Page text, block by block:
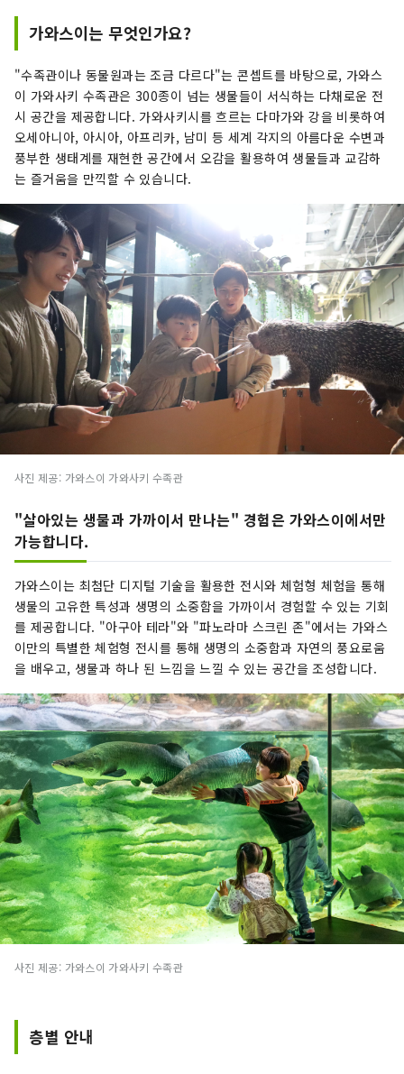
스 투어, 야가타선 크루즈 투어에서 체험할 수 있습
면서 메타 세쿼이아의 가로수를 비롯한 압권의 자
연이 있습니다. 문화재 지정을 받은 25의 고민가를
체험할 수 있는 일본 민가원에서는, 이 지역에서 전
통적으로 운영되어 온 남색의 체험을 할 수 있어, 전
위 예술가로서 인기의 오카모토 타로의 미술관도
있습니다. 봄에는 벚꽃도 즐길 수 있습니다. ◇카와
사키시 후지코・F・후지오 박물관 아시아를 중심
으로 세계에서 사랑받고 있는 만화 「도라에몽」을
낳은 만화가 「후지코・F・후지오」의 작품의 원
화나 실제로 후지코・F・후지오가 사용한 책상 등
이 전시되어 있습니다. 또, 실물대의 아이템이 설치
되어, 작중의 음식을 실제로 먹을 수 있는 등, 작품
의 세계에 들어갈 수 있는 시설입니다. ◇가와사키
산노 축제 이나게 신사에서 예년 8월에 열리는 가와
사키 지역 최대의 축제로, 오가미 와타고가 볼거리
가 되고 있습니다. ◇카나마라 축제 4월의 제1 일요
일에 개최되는 가나야마 신사의 축제. 남근을 따라
가는 가마가 가다듬어지고, 어린 시절이나 인연으
로 유명하고, 외국인 관광객도 많이 방문합니다.
가와스이는 무엇인가요?
"수족관이나 동물원과는 조금 다르다"는 콘셉트를 바탕으로, 가와스
이 가와사키 수족관은 300종이 넘는 생물들이 서식하는 다채로운 전
시 공간을 제공합니다. 가와사키시를 흐르는 다마가와 강을 비롯하여
오세아니아, 아시아, 아프리카, 남미 등 세계 각지의 아름다운 수변과
풍부한 생태계를 재현한 공간에서 오감을 활용하여 생물들과 교감하
는 즐거움을 만끽할 수 있습니다.
사진 제공: 가와스이 가와사키 수족관
"살아있는 생물과 가까이서 만나는" 경험은 가와스이에서만
가능합니다.
가와스이는 최첨단 디지털 기술을 활용한 전시와 체험형 체험을 통해
생물의 고유한 특성과 생명의 소중함을 가까이서 경험할 수 있는 기회
를 제공합니다. "아구아 테라"와 "파노라마 스크린 존"에서는 가와스
이만의 특별한 체험형 전시를 통해 생명의 소중함과 자연의 풍요로움
을 배우고, 생물과 하나 된 느낌을 느낄 수 있는 공간을 조성합니다.
사진 제공: 가와스이 가와사키 수족관
층별 안내